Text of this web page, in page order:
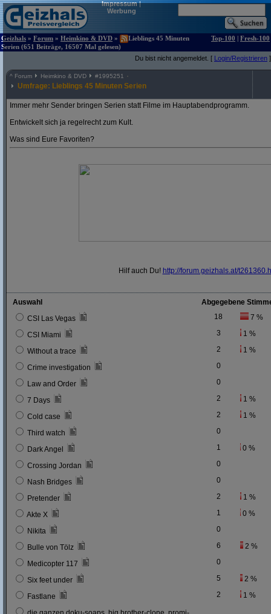
Impressum|
Werbung
Geizhals » Forum » Heimkino & DVD »
Lieblings 45 Minuten
Serien (651 Beiträge, 16507 Mal gelesen)
Top-100 | Fresh-100
Du bist nicht angemeldet. [ Login/Registrieren ]
^ Forum Heimkino & DVD #1995251
Umfrage: Lieblings 45 Minuten Serien
Immer mehr Sender bringen Serien statt Filme im Hauptabendprogramm.
Entwickelt sich ja regelrecht zum Kult.
Was sind Eure Favoriten?
Hilf auch Du! http://forum.geizhals.at/
Auswahl
Abgegebene
CSI Las Vegas
18 7 %
CSI Miami 3 1 %
Without a trace 2 1 %
Crime investigation 0
Law and Order 0
7 Days 2 1 %
Cold case 2 1 %
Third watch 0
Dark Angel 1 0 %
Crossing Jordan 0
Nash Bridges 0
Pretender 2 1 %
Akte X 1 0 %
Nikita 0
Bulle von Tölz 6 2 %
Medicopter 117 0
Six feet under 5 2 %
Fastlane 2 1 %